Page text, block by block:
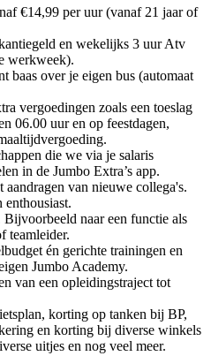
€14,99 per uur (vanaf 21 jaar of
en wekelijks 3 uur Atv
werkweek).
baas over je eigen bus (automaat
vergoedingen zoals een toeslag
06.00 uur en op feestdagen,
die we via je salaris
in de Jumbo Extra’s app.
van nieuwe collega's.
naar een functie als
teamleider.
én gerichte trainingen en
Jumbo Academy.
van een opleidingstraject tot
korting op tanken bij BP,
en korting bij diverse winkels
uitjes en nog veel meer.